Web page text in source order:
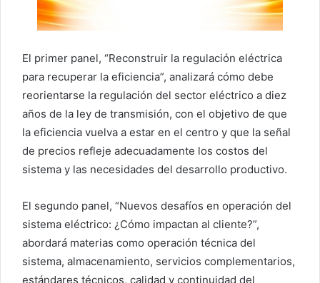
El primer panel, “Reconstruir la regulación eléctrica
para recuperar la eficiencia”, analizará cómo debe
reorientarse la regulación del sector eléctrico a diez
años de la ley de transmisión, con el objetivo de que
la eficiencia vuelva a estar en el centro y que la señal
de precios refleje adecuadamente los costos del
sistema y las necesidades del desarrollo productivo.
El segundo panel, “Nuevos desafíos en operación del
sistema eléctrico: ¿Cómo impactan al cliente?”,
abordará materias como operación técnica del
sistema, almacenamiento, servicios complementarios,
estándares técnicos, calidad y continuidad del